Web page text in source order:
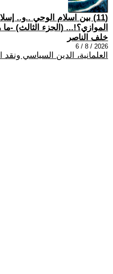
(11) بين اسلام الوحي ..و..
الموازي؟!... (الجزء الثالث) -ما
خلف الناصر
2026 / 8 / 6
العلمانية، الدين السياسي ونقد